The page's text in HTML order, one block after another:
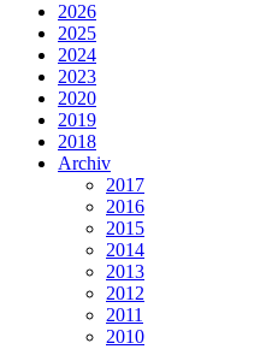
2026
2025
2024
2023
2020
2019
2018
Archiv
2017
2016
2015
2014
2013
2012
2011
2010